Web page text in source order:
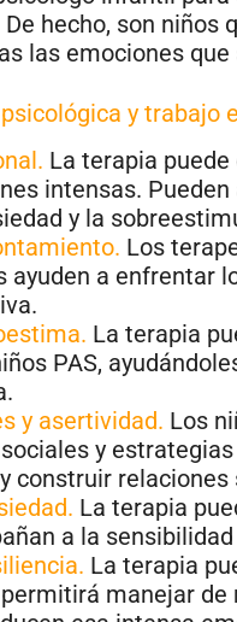
hecho, son
las emociones que
y trabajo
La terapia
intensas.
y la
Los
ayuden a enfrentar
La terapia
PAS,
y asertividad. Los
y
construir relaciones
La terapia
a la
La terapia
manejar